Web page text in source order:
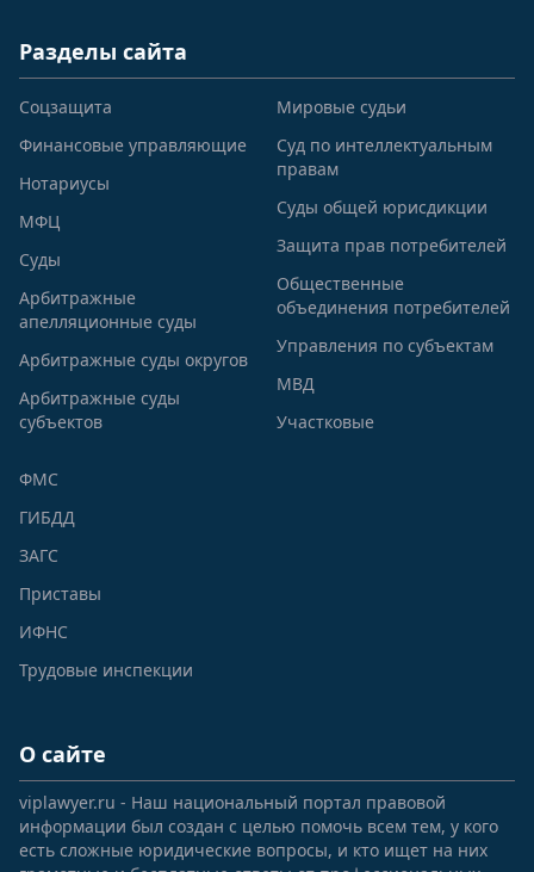
Разделы сайта
Соцзащита
Финансовые управляющие
Нотариусы
МФЦ
Суды
Арбитражные
апелляционные суды
Арбитражные суды округов
Арбитражные суды
субъектов
Мировые судьи
Суд по интеллектуальным
правам
Суды общей юрисдикции
Защита прав потребителей
Общественные
объединения потребителей
Управления по субъектам
МВД
Участковые
ФМС
ГИБДД
ЗАГС
Приставы
ИФНС
Трудовые инспекции
О сайте
viplawyer.ru - Наш национальный портал правовой
информации был создан с целью помочь всем тем, у кого
есть сложные юридические вопросы, и кто ищет на них